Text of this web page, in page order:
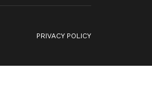
PRIVACY POLICY